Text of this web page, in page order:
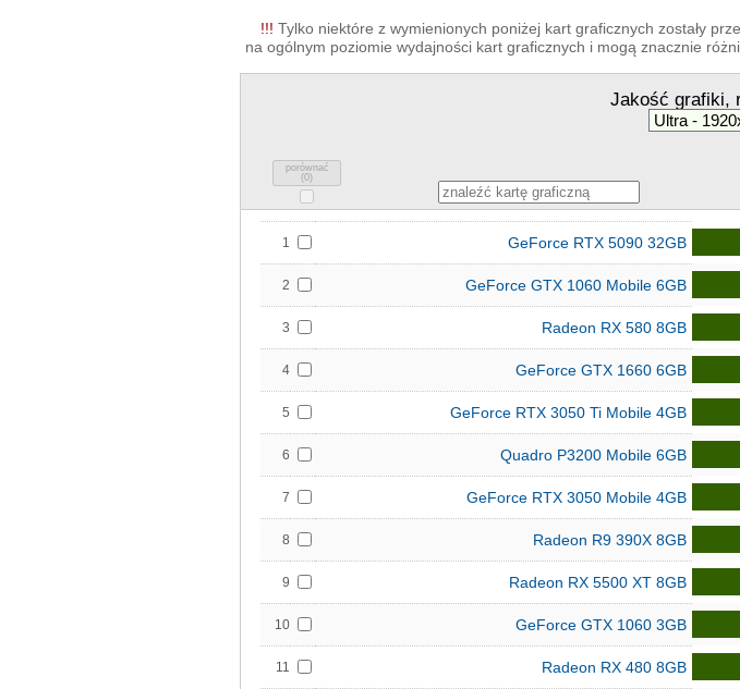
!!! Tylko niektóre z wymienionych poniżej kart graficznych zostały
na ogólnym poziomie wydajności kart graficznych i mogą znacznie
Jakość grafiki,
porównać
(0)
1 GeForce RTX 5090 32GB
2 GeForce GTX 1060 Mobile 6GB
3 Radeon RX 580 8GB
4 GeForce GTX 1660 6GB
5 GeForce RTX 3050 Ti Mobile 4GB
6 Quadro P3200 Mobile 6GB
7 GeForce RTX 3050 Mobile 4GB
8 Radeon R9 390X 8GB
9 Radeon RX 5500 XT 8GB
10 GeForce GTX 1060 3GB
11 Radeon RX 480 8GB